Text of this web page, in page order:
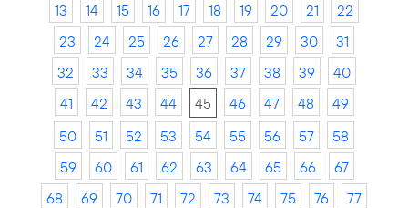
13
14 15 16 17 18 19 20 21
22
23
24 25 26 27 28 29 30
31
32
33 34 35 36 37 38 39
40
41
42 43 44 45 46 47 48
49
50
51 52 53 54 55 56 57
58
59
60 61 62 63 64 65 66
67
68
69 70 71 72 73 74 75 76
77